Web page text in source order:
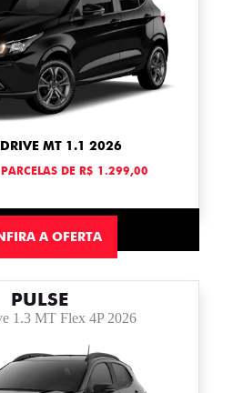
MT 1.1 2026
DE R$ 1.299,00
A OFERTA
PULSE
1.3 MT Flex 4P 2026